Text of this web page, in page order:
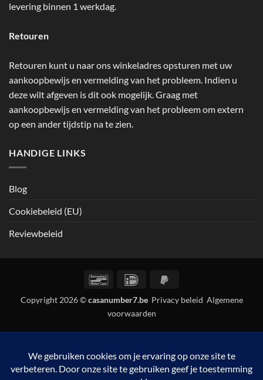
levering binnen 1 werkdag.
Retouren
Retouren kunt u naar ons winkeladres opsturen met uw
aankoopbewijs en vermelding van het probleem. Indien u
deze wilt afgeven is dit ook mogelijk. Graag met
aankoopbewijs en vermelding van het probleem om extern
op een ander tijdstip na te zien.
HANDIGE LINKS
Blog
Cookiebeleid (EU)
Reviewbeleid
BancontactIDeal
Copyright 2026 ©casanumber7.be Privacy beleid Algemene
voorwaarden